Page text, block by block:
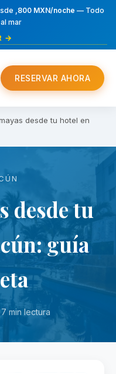
,800 MXN/noche — Todo
mar
→
RESERVAR AHORA
desde tu hotel en
desde tu
guía
min lectura